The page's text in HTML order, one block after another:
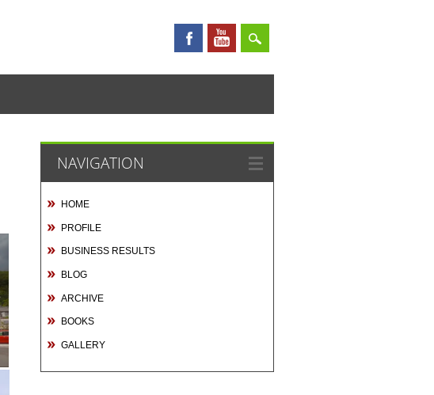
NAVIGATION
HOME
PROFILE
BUSINESS RESULTS
BLOG
ARCHIVE
BOOKS
GALLERY